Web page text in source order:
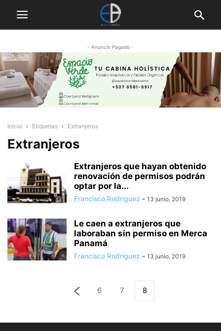
- Anuncio Pagado -
Inicio Etiquetas Extranjeros
Extranjeros
Extranjeros que hayan obtenido
renovación de permisos podrán
optar por la...
Francisco Rodriguez - 13 junio, 2019
Le caen a extranjeros que
laboraban sin permiso en Merca
Panamá
Francisco Rodriguez - 13 junio, 2019
6 7 8